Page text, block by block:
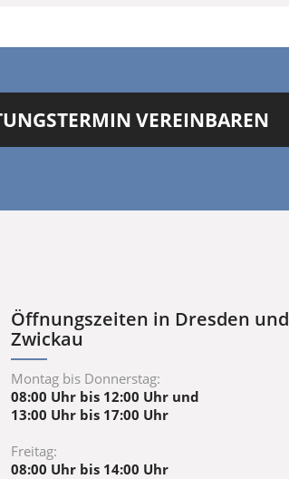
VEREINBAREN
Öffnungszeiten in Dresden und
Zwickau
Montag bis Donnerstag:
08:00 Uhr bis 12:00 Uhr und
13:00 Uhr bis 17:00 Uhr
Freitag:
08:00 Uhr bis 14:00 Uhr